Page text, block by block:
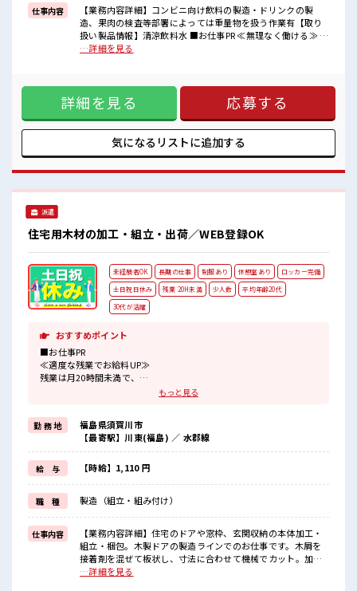
■職場の雰囲気
少人数でアットホームな雰囲気の職場！
20代活躍中のフレッシュな職場です☆
休憩室でホッと一息リフレッシュ！
仕事内容
【業務内容詳細】コンビニ向け飲料の製造・ドリンクの製
造、果肉の検査等部署によっては重量物を扱う作業有【取り
扱い製品情報】清涼飲料水 ■お仕事PR ≪無理なく働ける≫ 場
合によってはお願いすることもありますが、 残業はほとんど
ンジするのは不安だけど、 しっかり働く環境が整っていま
す！ イチからスキルUP・ステップUP目指していきましょ
う！ ≪収入アップを目指せる≫ 高時給だらけの派遣のお仕事
です！ ■職場の雰囲気 少人数でアットホームな雰囲気の職
場！ 20代活躍中のフレッシュな職場です☆ 休憩室でホッと一
息リフレッシュ！ 持ち物が多いあなたにもぴったり☆ ロッカ
…詳細を見る
詳細を見る 応募する
気になるリストに追加する
派遣
住宅用木材の加工・組立・出荷／WEB登録OK
未経験者OK 長期の仕事 制服あり 休憩室あり
ロッカー完備
土日祝日休み
残業 20H未満 少人数
平均年齢20代
30代が活躍
おすすめポイント
■お仕事PR
≪適度な残業でお給料UP≫
残業は月20時間未満で、
家族や友人と一緒にプライベート満喫！
≪機能的な制服アリ≫
制服があるので、
毎日の服装の悩み解消♪
≪初めての仕事だけど自分にもできそう≫
新しいことにチャレンジするのは不安だけど、
しっかり働く環境が整っています！
イチからスキルUP・ステップUP目指していきましょう！
≪自分に向いている仕事が探せる≫
困った事などがあれば、
担当がしっかりサポートします！
■職場の雰囲気
もっと見る
勤 務 地
福島県須賀川市
【最寄駅】川東(福島) ／ 水郡線
給 与 【時給】1,110 円
職 種 製造（組立・組み付け）
仕事内容
【業務内容詳細】住宅のドアや窓枠、玄関収納の本体加工・
組立・梱包。木製ドアの製造ラインでのお仕事です。木屑を
接着剤を混ぜて板状し、寸法に合わせて機械でカット。加工
して部品の取付、検査、梱包し出荷。【取扱製品情報】ドア
…詳細を見る